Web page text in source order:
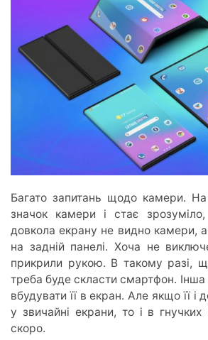
Багато запитань щодо камери.
значок камери і стає
довкола екрану не видно камери,
на задній панелі. Хоча не
прикрили рукою. В такому разі,
треба буде скласти смартфон. Інша
вбудувати її в екран. Але якщо її і
у звичайні екрани, то і в гнучких
скоро.